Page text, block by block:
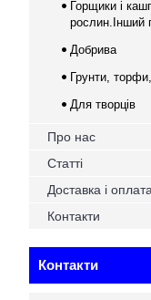
Горщики і
рослин.Інший
Добрива
Грунти,
Для творців
Про нас
Статті
Доставка і оплата
Контакти
Контакти